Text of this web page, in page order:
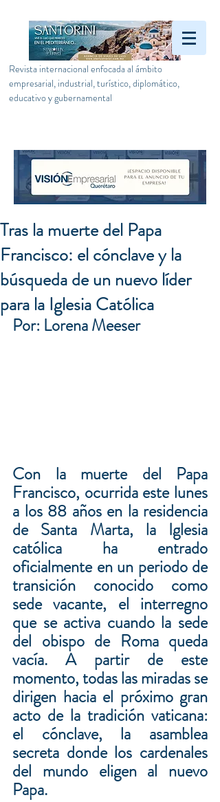
Revista internacional enfocada al ámbito
empresarial, industrial, turístico, diplomático,
educativo y gubernamental
Tras la muerte del Papa
Francisco: el cónclave y la
búsqueda de un nuevo líder
para la Iglesia Católica
Por: Lorena Meeser
Con la muerte del Papa
Francisco, ocurrida este lunes
a los 88 años en la residencia
de Santa Marta, la Iglesia
católica ha entrado
oficialmente en un periodo de
transición conocido como
sede vacante, el interregno
que se activa cuando la sede
del obispo de Roma queda
vacía. A partir de este
momento, todas las miradas se
dirigen hacia el próximo gran
acto de la tradición vaticana:
el cónclave, la asamblea
secreta donde los cardenales
del mundo eligen al nuevo
Papa.